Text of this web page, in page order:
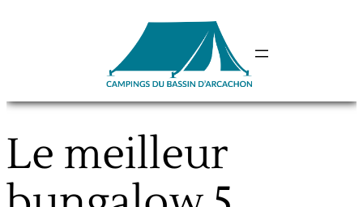
Le meilleur